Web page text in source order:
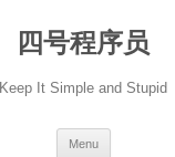
四号程序员
Keep It Simple and Stupid
Menu